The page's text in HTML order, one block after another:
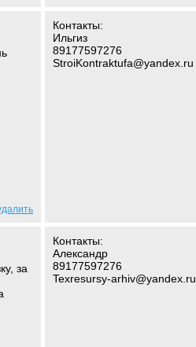
Контакты:
Ильгиз
89177597276
StroiKontraktufa@yandex.ru
за
Контакты:
Александр
89177597276
Texresursy-arhiv@yandex.ru